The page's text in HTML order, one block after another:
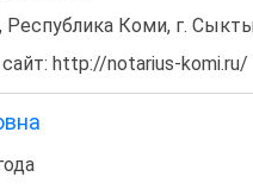
Республика Коми, г.
http://notarius-komi.ru/